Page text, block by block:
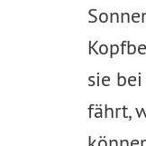
sie
fährt,